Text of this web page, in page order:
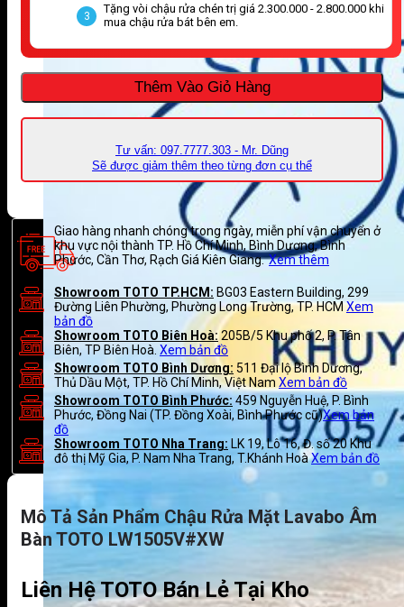
3
Tặng vòi chậu rửa chén trị giá 2.300.000 - 2.800.000 khi
mua chậu rửa bát bên em.
Thêm Vào Giỏ Hàng
Tư vấn: 097.7777.303 - Mr. Dũng
Sẽ được giảm thêm theo từng đơn cụ thể
Giao hàng nhanh chóng trong ngày, miễn phí vận chuyển ở
khu vực nội thành TP. Hồ Chí Minh, Bình Dương, Bình
Phước, Cần Thơ, Rạch Giá Kiên Giang. Xem thêm
Showroom TOTO TP.HCM: BG03 Eastern Building, 299
Đường Liên Phường, Phường Long Trường, TP. HCMXem
bản đồ
Showroom TOTO Biên Hoà:205B/5 Khu phố 2, P. Tân
Biên, TP Biên Hoà. Xem bản đồ
Showroom TOTO Bình Dương: 511 Đại lộ Bình Dương,
Thủ Dầu Một, TP. Hồ Chí Minh, Việt Nam Xem bản đồ
Showroom TOTO Bình Phước: 459 Nguyễn Huệ, P. Bình
Phước, Đồng Nai (TP. Đồng Xoài, Bình Phước cũ)Xem bản
đồ
Showroom TOTO Nha Trang: LK 19, Lô 16, Đ. số 20 Khu
đô thị Mỹ Gia, P. Nam Nha Trang, T.Khánh HoàXem bản đồ
Mô Tả Sản Phẩm Chậu Rửa Mặt Lavabo Âm
Bàn TOTO LW1505V#XW
Liên Hệ TOTO Bán Lẻ Tại Kho